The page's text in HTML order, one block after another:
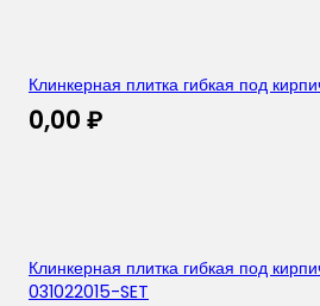
Клинкерная плитка гибкая под
0,00 ₽
Клинкерная плитка гибкая под
031022015-SET